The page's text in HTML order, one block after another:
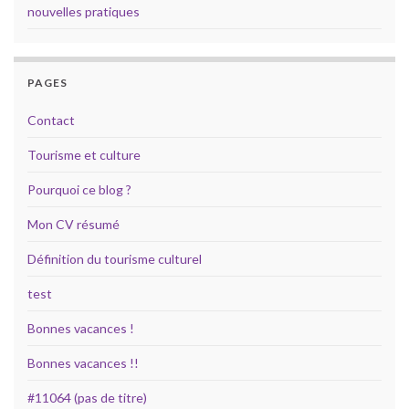
nouvelles pratiques
PAGES
Contact
Tourisme et culture
Pourquoi ce blog ?
Mon CV résumé
Définition du tourisme culturel
test
Bonnes vacances !
Bonnes vacances !!
#11064 (pas de titre)